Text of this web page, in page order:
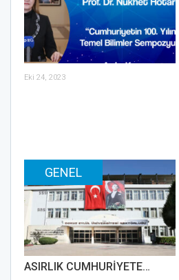
Eki 24, 2023
GENEL
ASIRLIK CUMHURİYETE…